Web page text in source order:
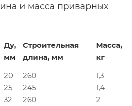
и масса приварных
Ду,
мм
Строительная
длина, мм
Масса,
кг
20 260
1,3
25 245
1,4
32 260
2